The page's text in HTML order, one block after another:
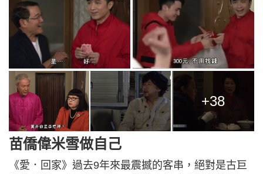
+38
苗僑偉米雪做自己
《愛．回家》過去9年來最震撼的客串，絕對是古巨